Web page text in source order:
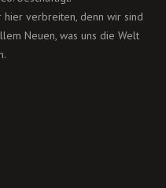
verbreiten, denn wir sind
Neuen, was uns die Welt